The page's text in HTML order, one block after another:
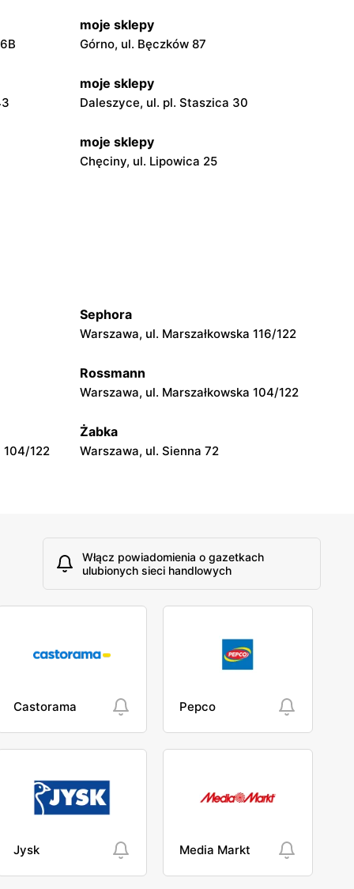
moje sklepy
Górno, ul. Bęczków 87
moje sklepy
Daleszyce, ul. pl. Staszica 30
moje sklepy
Chęciny, ul. Lipowica 25
moje sklepy
Tczew, ul. Franciszka Żwirki 61
moje sklepy
Opole, ul. Grudzicka 45
Sephora
Warszawa, ul. Marszałkowska 116/122
Rossmann
Warszawa, ul. Marszałkowska 104/122
104/122
Żabka
Warszawa, ul. Sienna 72
Włącz powiadomienia o gazetkach
ulubionych sieci handlowych
Castorama Pepco
Jysk Media Markt